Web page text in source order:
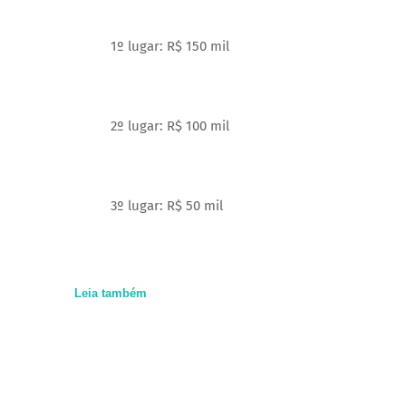
1º lugar: R$ 150 mil
2º lugar: R$ 100 mil
3º lugar: R$ 50 mil
Leia também